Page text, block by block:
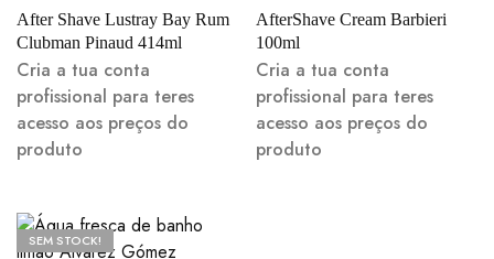
After Shave Lustray Bay Rum
Clubman Pinaud 414ml
Cria a tua conta
profissional para teres
acesso aos preços do
produto
AfterShave Cream Barbieri
100ml
Cria a tua conta
profissional para teres
acesso aos preços do
produto
SEM STOCK!